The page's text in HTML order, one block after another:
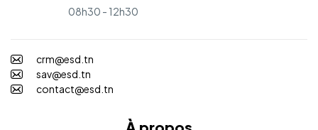
08h30 - 12h30
crm@esd.tn
sav@esd.tn
contact@esd.tn